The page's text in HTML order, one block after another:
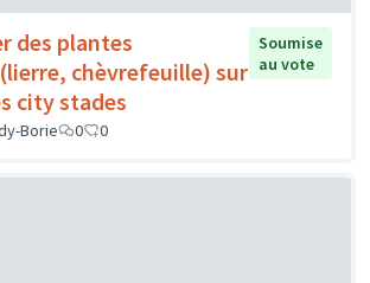
des plantes
chèvrefeuille) sur
city stades
Soumise
au vote
Borie 0 0